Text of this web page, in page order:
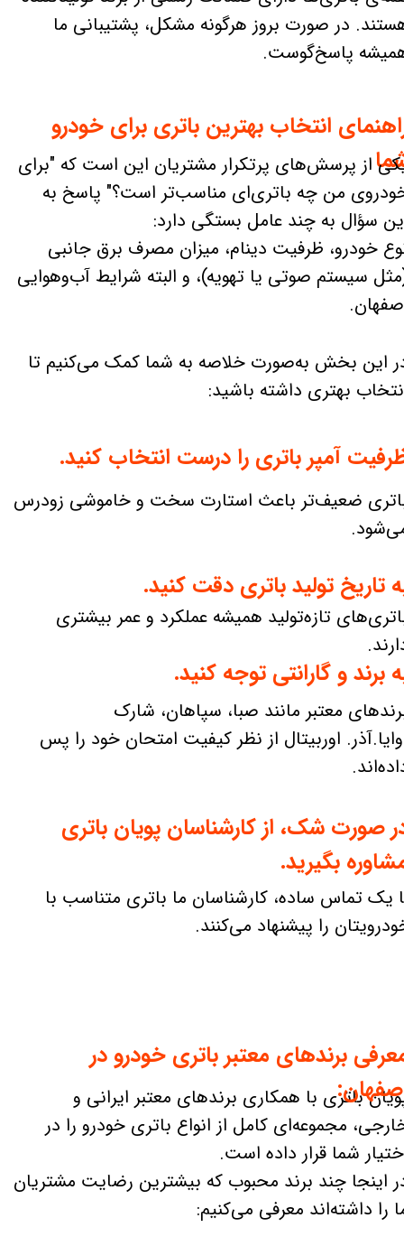
آمپر باتری را درست انتخاب کنید.
انتخاب بهترین باتری برای خودرو
از پرسش‌های پرتکرار مشتریان این است که "برای
من چه باتری‌ای مناسب‌تر است؟" پاسخ به
سؤال به چند عامل بستگی دارد:
خودرو، ظرفیت دینام، میزان مصرف برق جانبی
سیستم صوتی یا تهویه)، و البته شرایط آب‌وهوایی
در صورت بروز هرگونه مشکل، پشتیبانی ما
پاسخ‌گوست.
ضعیف‌تر باعث استارت سخت و خاموشی زودرس
تازه‌تولید همیشه عملکرد و عمر بیشتری
یک تماس ساده، کارشناسان ما باتری متناسب با
را پیشنهاد می‌کنند.
باتری با همکاری برندهای معتبر ایرانی و
مجموعه‌ای کامل از انواع باتری خودرو را در
شما قرار داده است.
اینجا چند برند محبوب که بیشترین رضایت مشتریان
را داشته‌اند معرفی می‌کنیم:
معتبر مانند صبا، سپاهان، شارک
اوربیتال از نظر کیفیت امتحان خود را پس
این بخش به‌صورت خلاصه به شما کمک می‌کنیم تا
بهتری داشته باشید:
برندهای معتبر باتری خودرو در
تاریخ تولید باتری دقت کنید.
صورت شک، از کارشناسان پویان باتری
بگیرید.
برند و گارانتی توجه کنید.